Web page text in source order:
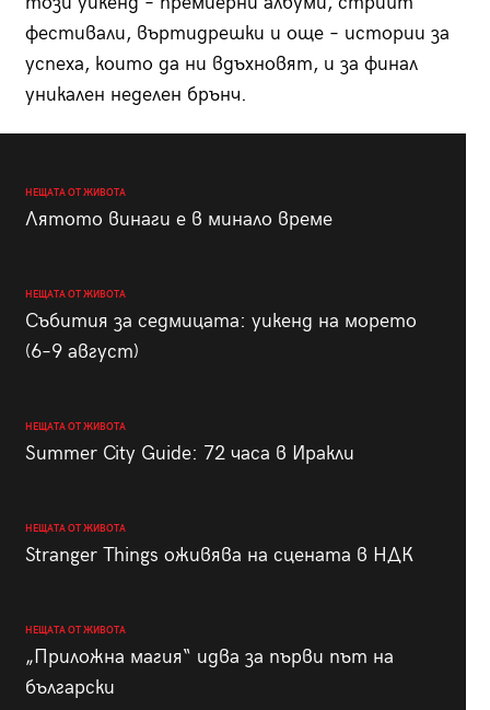
фестивали, въртидрешки и още – истории за
успеха, които да ни вдъхновят, и за финал
уникален неделен брънч.
НЕЩАТА ОТ ЖИВОТА
Лятото винаги е в минало време
НЕЩАТА ОТ ЖИВОТА
Събития за седмицата: уикенд на морето
(6–9 август)
НЕЩАТА ОТ ЖИВОТА
Summer City Guide: 72 часа в Иракли
НЕЩАТА ОТ ЖИВОТА
Stranger Things оживява на сцената в НДК
НЕЩАТА ОТ ЖИВОТА
„Приложна магия“ идва за първи път на
български